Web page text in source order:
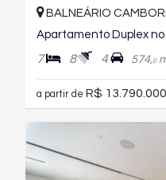
BALNEÁRIO
Apartamento Duplex
7 8 4 574,0
a partir de R$ 13.790.000,